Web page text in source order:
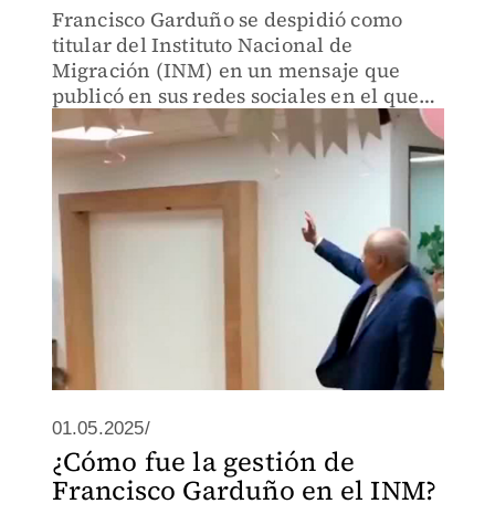
Francisco Garduño se despidió como
titular del Instituto Nacional de
Migración (INM) en un mensaje que
publicó en sus redes sociales en el que
asegura que deja el puesto “con el alma
llena de orgullo” y con la “misión
cumplida.
01.05.2025/
¿Cómo fue la gestión de
Francisco Garduño en el INM?